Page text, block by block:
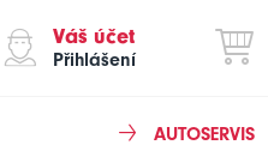
Váš účet
Přihlášení
AUTOSERVIS